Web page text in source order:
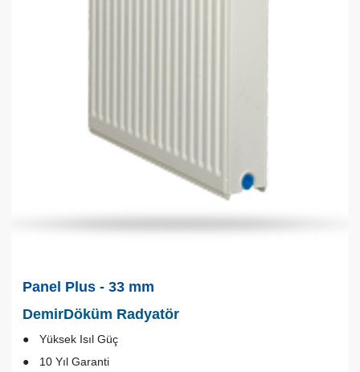
Panel Plus - 33 mm
DemirDöküm Radyatör
Yüksek Isıl Güç
10 Yıl Garanti